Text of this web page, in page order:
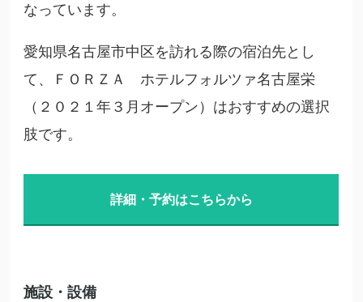
なっています。
愛知県名古屋市中区を訪れる際の宿泊先とし
て、ＦＯＲＺＡ ホテルフォルツァ名古屋栄
（２０２１年３月オープン）はおすすめの選択
肢です。
詳細・予約はこちらから
施設・設備